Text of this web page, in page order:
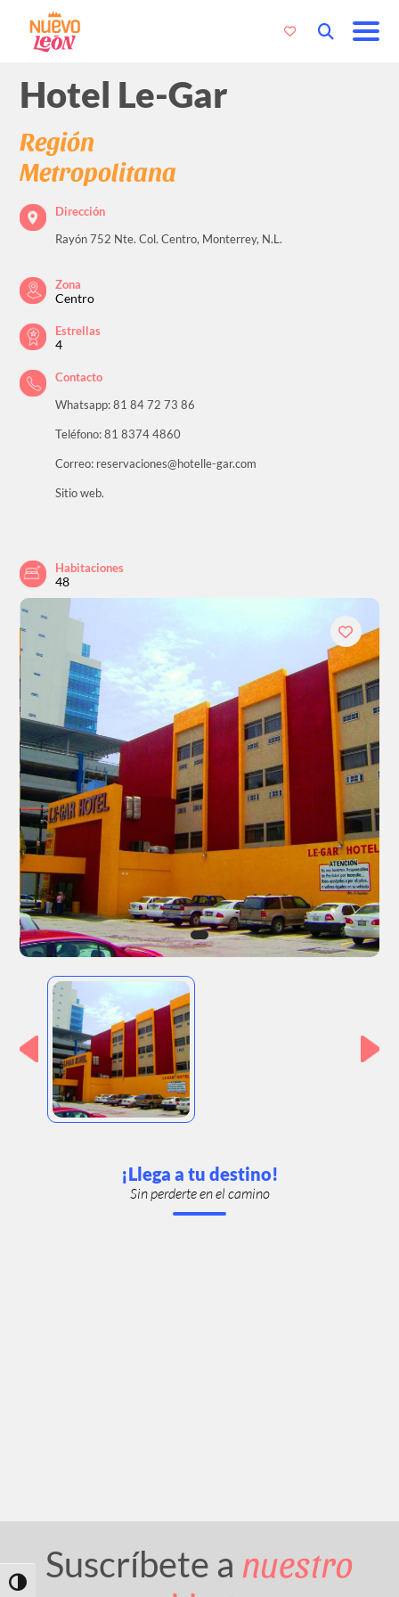
Toggle High Contrast
Hotel Le-Gar
Región
Metropolitana
Dirección
Rayón 752 Nte. Col. Centro, Monterrey, N.L.
Zona
Centro
Estrellas
4
Contacto
Whatsapp: 81 84 72 73 86
Teléfono: 81 8374 4860
Correo: reservaciones@hotelle-gar.com
Sitio web.
Habitaciones
48
¡Llega a tu destino!
Sin perderte en el camino
Suscríbete a nuestro